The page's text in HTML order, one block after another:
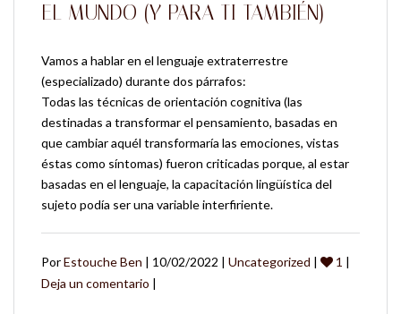
EL MUNDO (Y PARA TI TAMBIÉN)
Vamos a hablar en el lenguaje extraterrestre
(especializado) durante dos párrafos:
Todas las técnicas de orientación cognitiva (las
destinadas a transformar el pensamiento, basadas en
que cambiar aquél transformaría las emociones, vistas
éstas como síntomas) fueron criticadas porque, al estar
basadas en el lenguaje, la capacitación lingüística del
sujeto podía ser una variable interfiriente.
PorEstouche Ben | 10/02/2022 | Uncategorized 1
Deja un comentario